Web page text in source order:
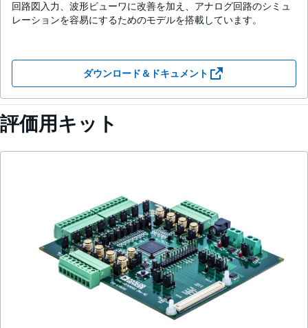
回路図入力、波形ビューワに改善を加え、アナログ回路のシミュ
レーションを容易にするためのモデルを搭載しています。
ダウンロード＆ドキュメント
評価用キット